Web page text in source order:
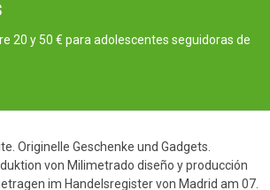
20 y 50 € para adolescentes seguidoras de
Originelle Geschenke und Gadgets.
von Milimetrado diseño y producción
im Handelsregister von Madrid am 07.